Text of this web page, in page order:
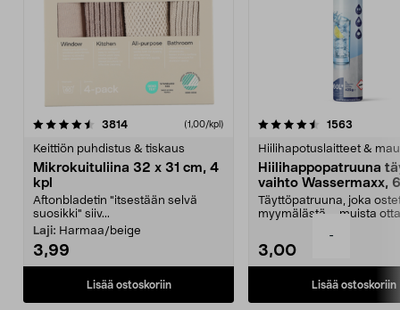
-
3814arvostelut (1,00/kpl)
Keittiön puhdistus & tiskaus
Mikrokuituliina 32 x 31 cm, 4
kpl
Aftonbladetin "itsestään selvä
suosikki" siiv...
Laji: Harmaa/beige
3,99
Lisää ostoskoriin
4.5viidestä
1563
Hiilihapotuslaitteet &
Hiilihappopatruuna
vaihto Wassermaxx,
Täyttöpatruuna, joka
myymälästä – muista
3,00
Lisää ostoskoriin
4.5viidestä